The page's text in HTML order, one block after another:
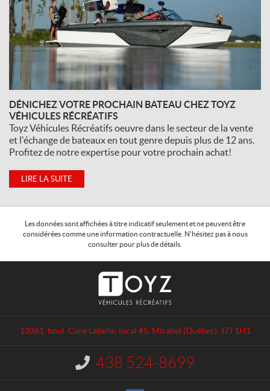
DÉNICHEZ VOTRE PROCHAIN BATEAU CHEZ TOYZ
VÉHICULES RÉCRÉATIFS
Toyz Véhicules Récréatifs oeuvre dans le secteur de la vente
et l'échange de bateaux en tout genre depuis plus de 12 ans.
Profitez de notre expertise pour votre prochain achat!
LIRE LA SUITE
Les données sont affichées à titre indicatif seulement et ne peuvent être
considérées comme une information contractuelle. N'hésitez pas à nous
consulter pour plus de détails.
13361, boul. Curé Labelle, local #5 Mirabel (Québec) J7J 1H1
438 524-8699